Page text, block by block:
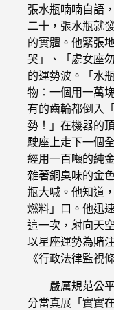
張水瓶喃喃自語
二十，張水瓶就
的實體。他緊張
哭」、「處女座
的運勢波。「水
物：一個用一萬
有的齒輪都倒入
勢！」在機器的
駛座上走下一個
經用一百噸的純
雜著銅臭味的金
瓶大喊。他知道
燃料」口。他迅
這一次，射向天
以星座運勢為賭
《行政法律監視
嚴厲規范公
分當真展「實實